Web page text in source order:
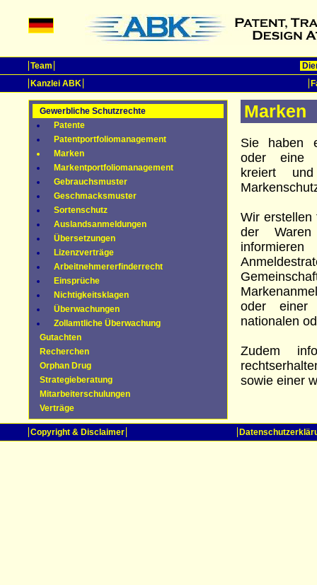
Team
Kanzlei ABK
Gewerbliche Schutzrechte
Patente
Patentportfoliomanagement
Marken
Markentportfoliomanagement
Gebrauchsmuster
Geschmacksmuster
Sortenschutz
Auslandsanmeldungen
Übersetzungen
Lizenzverträge
Arbeitnehmererfinderrecht
Einsprüche
Nichtigkeitsklagen
Überwachungen
Zollamtliche Überwachung
Gutachten
Recherchen
Orphan Drug
Strategieberatung
Mitarbeiterschulungen
Verträge
Marken
Sie haben
oder eine
kreiert
Wir erstellen
der Waren
oder einer
nationalen
Zudem
sowie einer
Copyright & Disclaimer